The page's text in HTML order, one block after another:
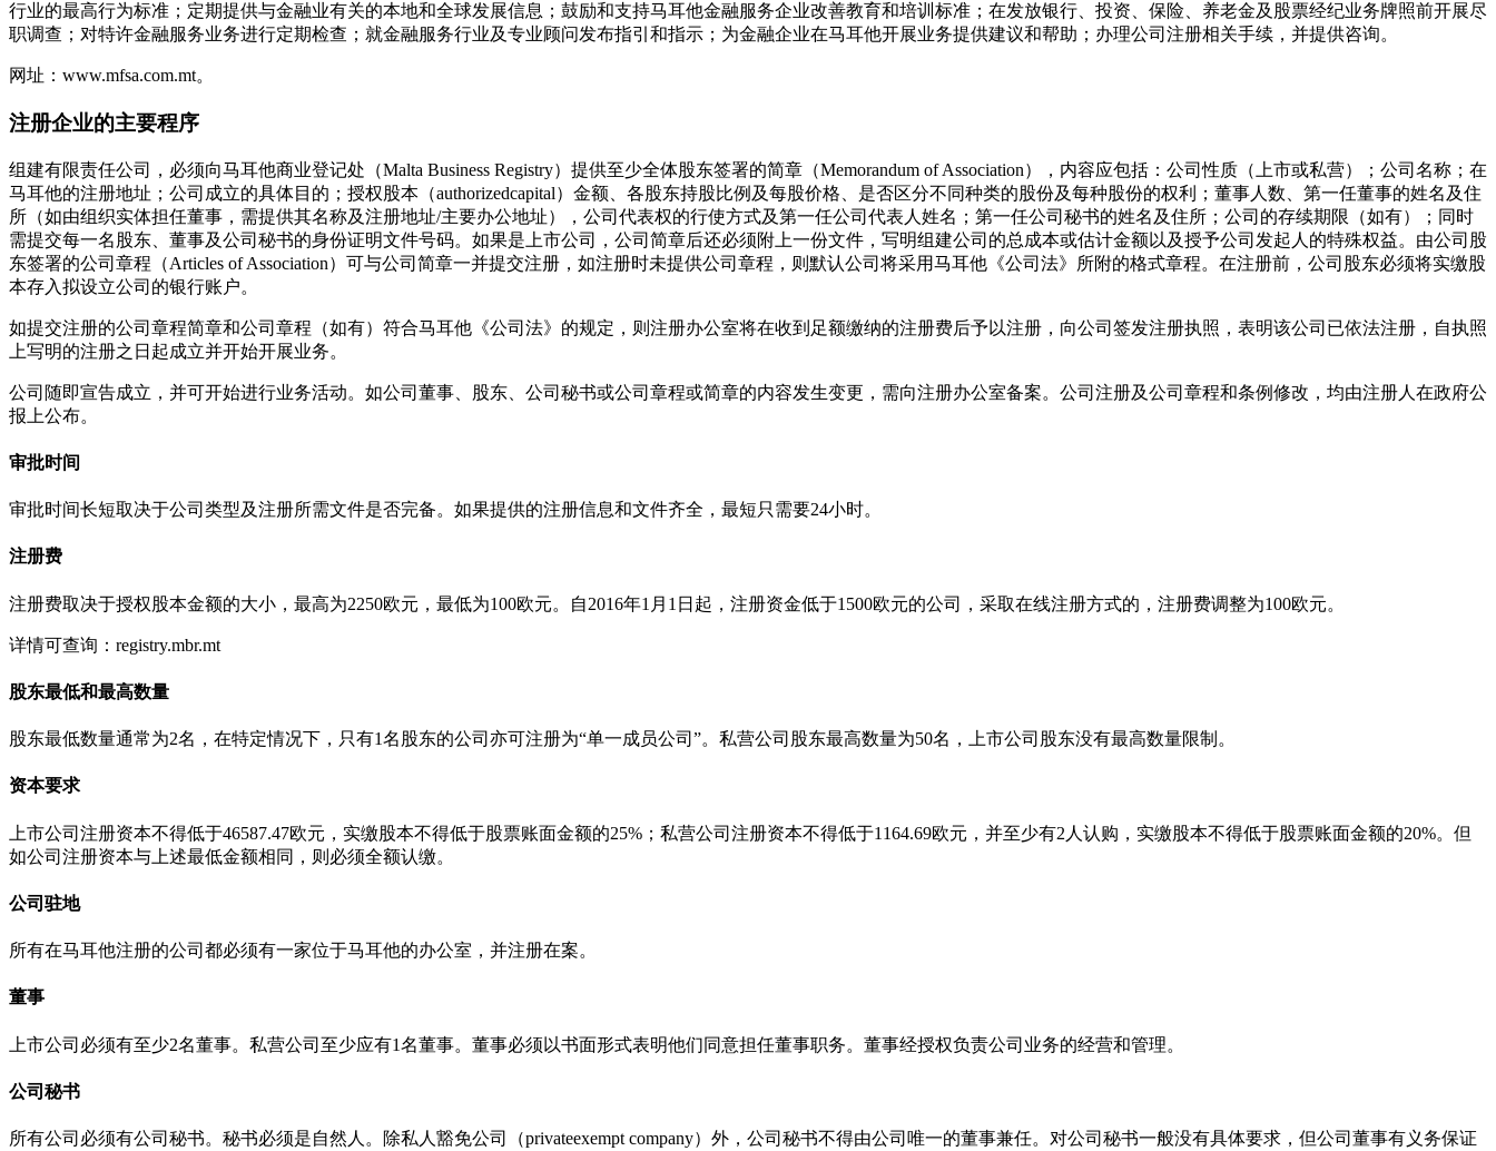
行业的最高行为标准；定期提供与金融业有关的本地和全球发展信息；鼓励和支持马耳他金融服务企业改善教育和培训标准；在发放银行、投资、保险、养老金及股票经纪业务牌照前开展尽
职调查；对特许金融服务业务进行定期检查；就金融服务行业及专业顾问发布指引和指示；为金融企业在马耳他开展业务提供建议和帮助；办理公司注册相关手续，并提供咨询。
网址：www.mfsa.com.mt。
注册企业的主要程序
组建有限责任公司，必须向马耳他商业登记处（Malta Business Registry）提供至少全体股东签署的简章（Memorandum of Association），内容应包括：公司性质（上市或私营）；公司名称；在
马耳他的注册地址；公司成立的具体目的；授权股本（authorizedcapital）金额、各股东持股比例及每股价格、是否区分不同种类的股份及每种股份的权利；董事人数、第一任董事的姓名及住
所（如由组织实体担任董事，需提供其名称及注册地址/主要办公地址），公司代表权的行使方式及第一任公司代表人姓名；第一任公司秘书的姓名及住所；公司的存续期限（如有）；同时
需提交每一名股东、董事及公司秘书的身份证明文件号码。如果是上市公司，公司简章后还必须附上一份文件，写明组建公司的总成本或估计金额以及授予公司发起人的特殊权益。由公司股
东签署的公司章程（Articles of Association）可与公司简章一并提交注册，如注册时未提供公司章程，则默认公司将采用马耳他《公司法》所附的格式章程。在注册前，公司股东必须将实缴股
本存入拟设立公司的银行账户。
如提交注册的公司章程简章和公司章程（如有）符合马耳他《公司法》的规定，则注册办公室将在收到足额缴纳的注册费后予以注册，向公司签发注册执照，表明该公司已依法注册，自执照
上写明的注册之日起成立并开始开展业务。
公司随即宣告成立，并可开始进行业务活动。如公司董事、股东、公司秘书或公司章程或简章的内容发生变更，需向注册办公室备案。公司注册及公司章程和条例修改，均由注册人在政府公
报上公布。
审批时间
审批时间长短取决于公司类型及注册所需文件是否完备。如果提供的注册信息和文件齐全，最短只需要24小时。
注册费
注册费取决于授权股本金额的大小，最高为2250欧元，最低为100欧元。自2016年1月1日起，注册资金低于1500欧元的公司，采取在线注册方式的，注册费调整为100欧元。
详情可查询：registry.mbr.mt
股东最低和最高数量
股东最低数量通常为2名，在特定情况下，只有1名股东的公司亦可注册为“单一成员公司”。私营公司股东最高数量为50名，上市公司股东没有最高数量限制。
资本要求
上市公司注册资本不得低于46587.47欧元，实缴股本不得低于股票账面金额的25%；私营公司注册资本不得低于1164.69欧元，并至少有2人认购，实缴股本不得低于股票账面金额的20%。但
如公司注册资本与上述最低金额相同，则必须全额认缴。
公司驻地
所有在马耳他注册的公司都必须有一家位于马耳他的办公室，并注册在案。
董事
上市公司必须有至少2名董事。私营公司至少应有1名董事。董事必须以书面形式表明他们同意担任董事职务。董事经授权负责公司业务的经营和管理。
公司秘书
所有公司必须有公司秘书。秘书必须是自然人。除私人豁免公司（privateexempt company）外，公司秘书不得由公司唯一的董事兼任。对公司秘书一般没有具体要求，但公司董事有义务保证